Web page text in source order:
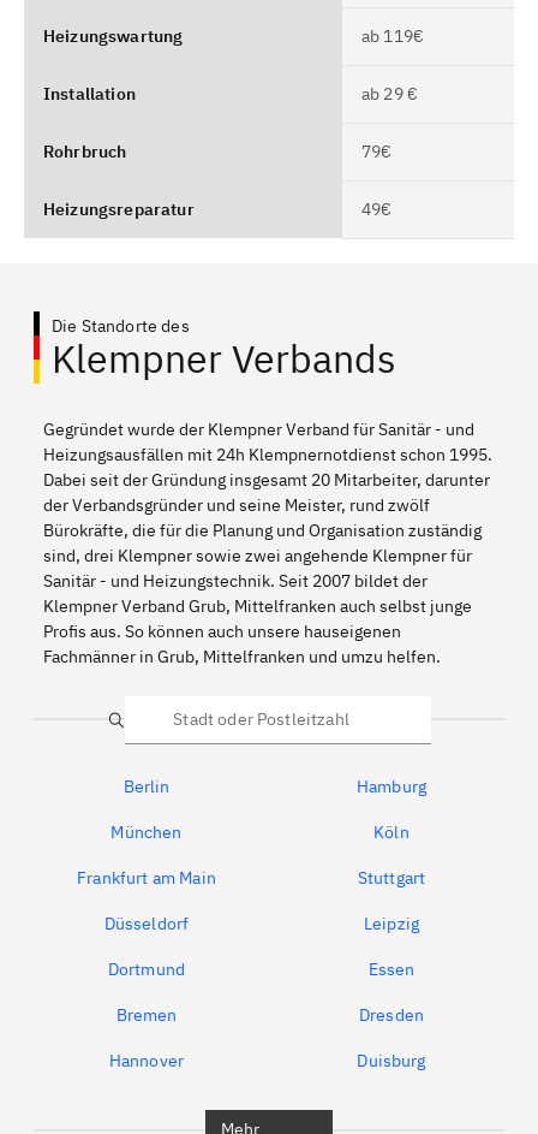
Heizungswartung ab 119€
Installation ab 29 €
Rohrbruch 79€
Heizungsreparatur 49€
Die Standorte des
Klempner Verbands
Gegründet wurde der Klempner Verband für Sanitär - und
Heizungsausfällen mit 24h Klempnernotdienst schon 1995.
Dabei seit der Gründung insgesamt 20 Mitarbeiter, darunter
der Verbandsgründer und seine Meister, rund zwölf
Bürokräfte, die für die Planung und Organisation zuständig
sind, drei Klempner sowie zwei angehende Klempner für
Sanitär - und Heizungstechnik. Seit 2007 bildet der
Klempner Verband Grub, Mittelfranken auch selbst junge
Profis aus. So können auch unsere hauseigenen
Fachmänner in Grub, Mittelfranken und umzu helfen.
Suche
Berlin Hamburg
München Köln
Frankfurt am Main Stuttgart
Düsseldorf Leipzig
Dortmund Essen
Bremen Dresden
Hannover Duisburg
Mehr